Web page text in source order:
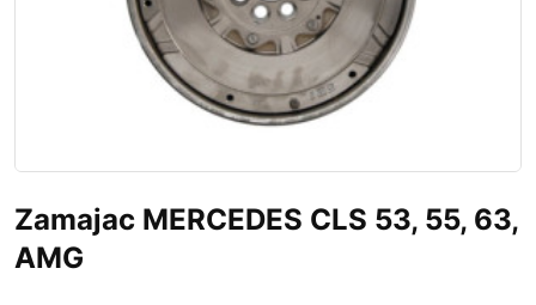
Zamajac MERCEDES CLS 53, 55, 63,
AMG